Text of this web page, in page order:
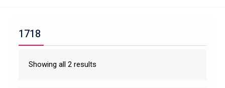
1718
Showing all 2 results